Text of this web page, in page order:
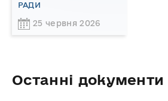
РАДИ
25 червня 2026
Останні документи